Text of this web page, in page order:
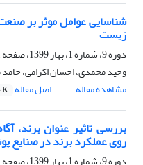
شناسایی عوامل موثر بر
زیست
دوره 9، شماره 1، بهار 1399، صفحه
وحید محمدی، احسان اکرامی،
مشاهده مقاله
اصل مقاله K
بررسی تاثیر عنوان برند،
روی عملکرد برند در صنایع